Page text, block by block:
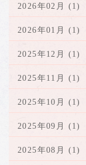
2026年02月 (1)
2026年01月 (1)
2025年12月 (1)
2025年11月 (1)
2025年10月 (1)
2025年09月 (1)
2025年08月 (1)